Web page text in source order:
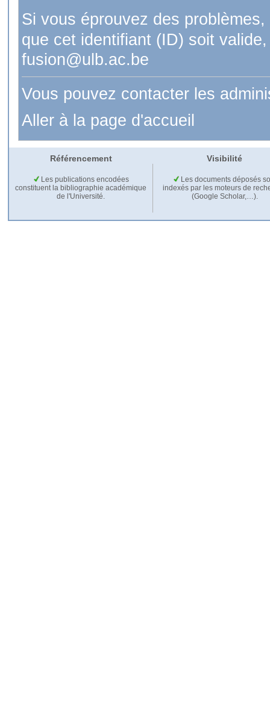
Si vous éprouvez des
que cet identifiant (ID) soit
fusion@ulb.ac.be
Vous pouvez contacter les
Aller à la page d'accueil
Référencement Visibilité
Les publications encodées
constituent la bibliographie académique
de l'Université.
Les documents déposés
indexés par les moteurs de
(Google Scholar,…).